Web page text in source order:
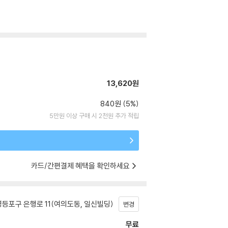
13,620원
840원 (5%)
5만원 이상 구매 시 2천원 추가 적립
카드/간편결제 혜택을 확인하세요
포구 은행로 11(여의도동, 일신빌딩) 변경
무료